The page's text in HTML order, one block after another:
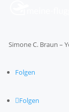
Simone C. Braun –
Folgen
Folgen